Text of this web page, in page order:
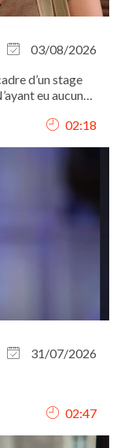
03/08/2026
d’un stage
de comédienne.
02:18
31/07/2026
02:47